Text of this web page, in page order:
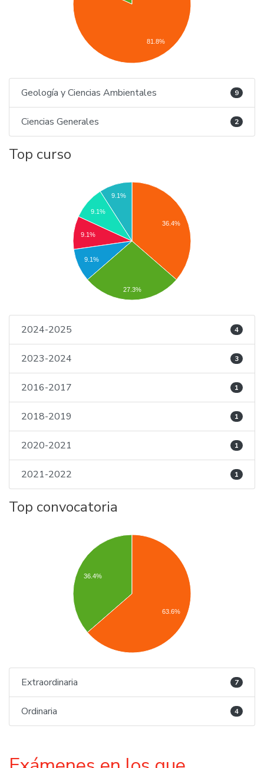
81.8%
Geología y Ciencias Ambientales 9
Ciencias Generales 2
Top curso
36.4%
9.1%
9.1%
9.1%
9.1%
27.3%
2024-2025 4
2023-2024 3
2016-2017 1
2018-2019 1
2020-2021 1
2021-2022 1
Top convocatoria
36.4%
63.6%
Extraordinaria 7
Ordinaria 4